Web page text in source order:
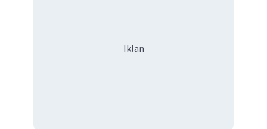
Iklan